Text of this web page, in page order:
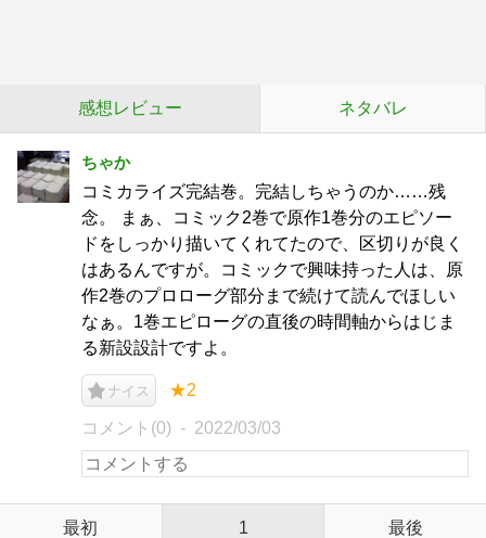
感想レビュー ネタバレ
ちゃか
コミカライズ完結巻。完結しちゃうのか……残
念。 まぁ、コミック2巻で原作1巻分のエピソー
ドをしっかり描いてくれてたので、区切りが良く
はあるんですが。コミックで興味持った人は、原
作2巻のプロローグ部分まで続けて読んでほしい
なぁ。1巻エピローグの直後の時間軸からはじま
る新設設計ですよ。
ナイス ★2
コメント(0) 2022/03/03
最初 1 最後